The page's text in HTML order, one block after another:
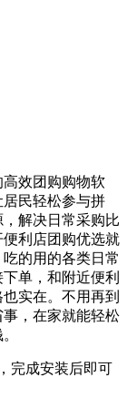
效团购购物软
民轻松参与拼
解决日常采购比
利店团购优选就
的用的各类日常
单，和附近便利
实在。不用再到
，在家就能轻松
完成安装后即可